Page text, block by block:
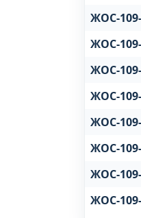
ЖОС-
ЖОС-
ЖОС-
ЖОС-
ЖОС-
ЖОС-
ЖОС-
ЖОС-